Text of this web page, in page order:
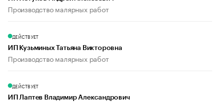
Производство малярных работ
ДЕЙСТВУЕТ
ИП Кузьминых Татьяна Викторовна
Производство малярных работ
ДЕЙСТВУЕТ
ИП Лаптев Владимир Александрович